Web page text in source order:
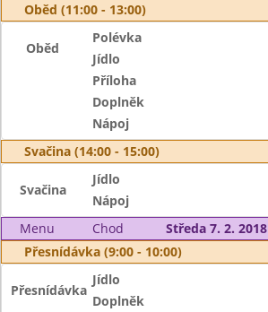
Oběd (11:00 - 13:00)
Oběd
Polévka
Jídlo
Příloha
Doplněk
Nápoj
Svačina (14:00 - 15:00)
Svačina
Jídlo
Nápoj
Menu
Chod
Středa 7. 2. 2018
Přesnídávka (9:00 - 10:00)
Přesnídávka
Jídlo
Doplněk